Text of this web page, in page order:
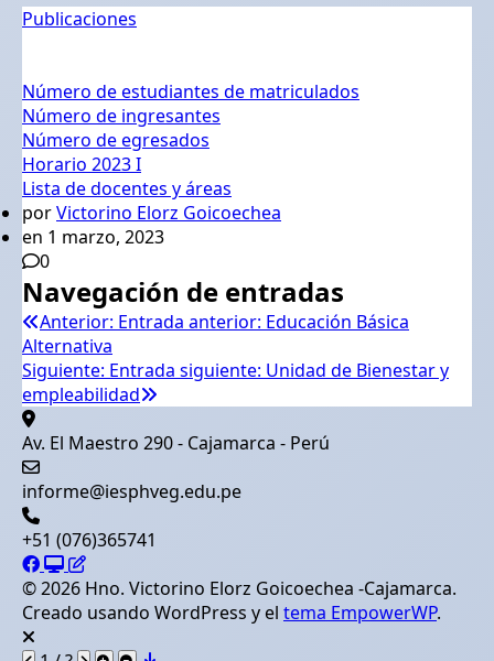
Publicaciones
Número de estudiantes de matriculados
Número de ingresantes
Número de egresados
Horario 2023 I
Lista de docentes y áreas
porVictorino Elorz Goicoechea
en 1 marzo, 2023
0
Navegación de entradas
Anterior: Entrada anterior: Educación Básica
Alternativa
Siguiente: Entrada siguiente: Unidad de Bienestar y
empleabilidad
Av. El Maestro 290 - Cajamarca - Perú
informe@iesphveg.edu.pe
+51 (076)365741
© 2026 Hno. Victorino Elorz Goicoechea -Cajamarca.
Creado usando WordPress y el tema EmpowerWP.